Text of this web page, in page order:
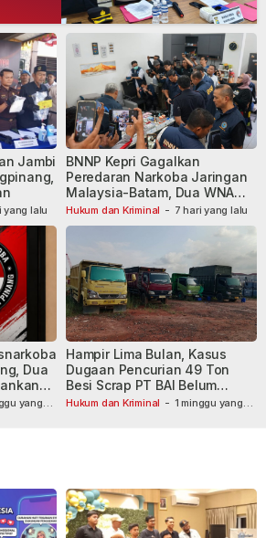
yang lalu
Jambi
Hukum dan Kriminal - 7 hari yang lalu
BNNP Kepri Gagalkan
Peredaran Narkoba Jaringan
Malaysia-Batam, Dua WNA
Masih Diburu
yang
Dua
Center
Hukum dan Kriminal - 1 minggu yang
Hampir Lima Bulan, Kasus
Dugaan Pencurian 49 Ton
Besi Scrap PT BAI Belum
Tetapkan Tersangka